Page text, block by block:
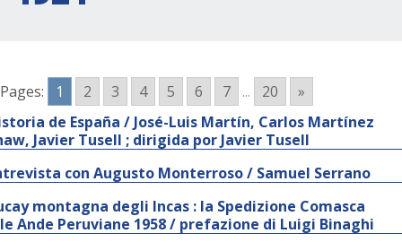
Pages: 1 2 3 4 5 6 7 ... 20
»
de España / José-Luis Martín, Carlos Martínez
Javier Tusell ; dirigida por Javier Tusell
con Augusto Monterroso / Samuel Serrano
montagna degli Incas : la Spedizione Comasca
Ande Peruviane 1958 / prefazione di Luigi Binaghi